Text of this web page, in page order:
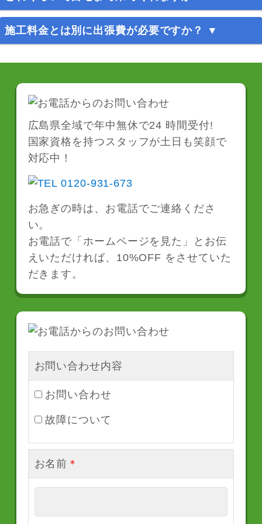
問い合わせください。
最短30分でお伺いいたします。
※お伺いさせていただく場所によりお時間を頂く場
施工料金とは別に出張費が必要ですか？ ▼
広島県全域で年中無休で24 時間受付!
国家資格を持つスタッフが土日も笑顔で
対応中！
お急ぎの時は、お電話でご連絡くださ
い。
お電話で「ホームページを見た」とお伝
えいただければ、10%OFF をさせていた
だきます。
お問い合わせ内容
お問い合わせ
故障について
お名前 ＊